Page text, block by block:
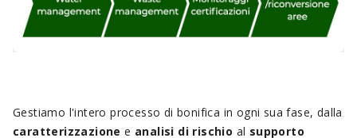
Gestiamo l'intero processo di bonifica in ogni sua fase, dalla
caratterizzazionee analisi di rischio al supporto